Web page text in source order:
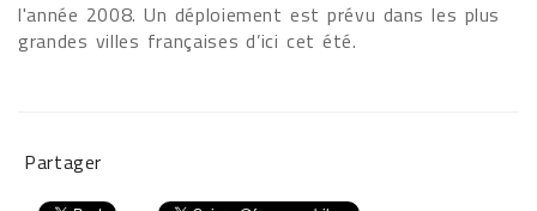
l'année 2008. Un déploiement est prévu dans les plus
grandes villes françaises d’ici cet été.
Partager